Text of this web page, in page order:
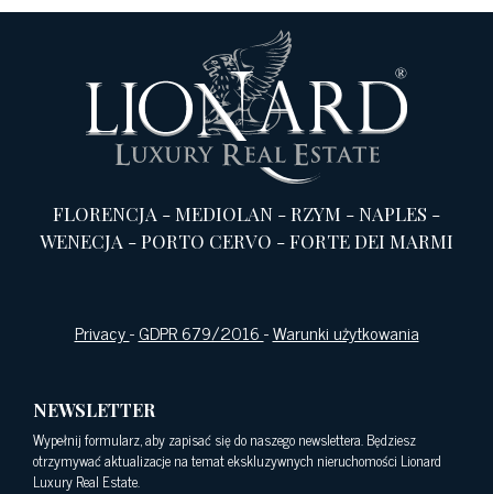
FLORENCJA -MEDIOLAN -RZYM -NAPLES -
WENECJA -PORTO CERVO -FORTE DEI MARMI
Privacy-GDPR 679/2016-Warunki użytkowania
NEWSLETTER
Wypełnij formularz, aby zapisać się do naszego newslettera. Będziesz
otrzymywać aktualizacje na temat ekskluzywnych nieruchomości Lionard
Luxury Real Estate.